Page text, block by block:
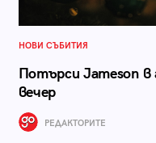
НОВИ СЪБИТИЯ
Потърси Jameson в
вечер
РЕДАКТОРИТЕ